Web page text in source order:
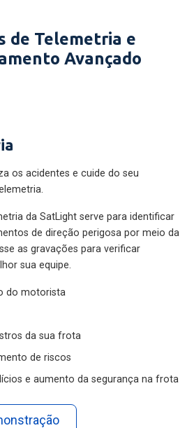
de Telemetria e
Avançado
os acidentes e cuide do seu
da SatLight serve para identificar
de direção perigosa por meio da
as gravações para verificar
sua equipe.
do motorista
da sua frota
de riscos
e aumento da segurança na frota